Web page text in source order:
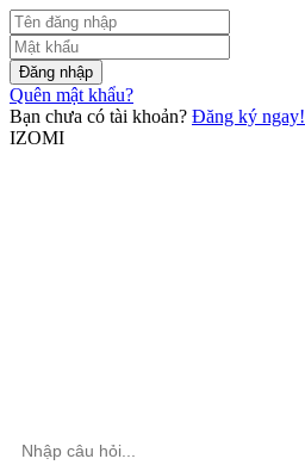
Đăng nhập
Quên mật khẩu?
Bạn chưa có tài khoản? Đăng ký ngay!
IZOMI